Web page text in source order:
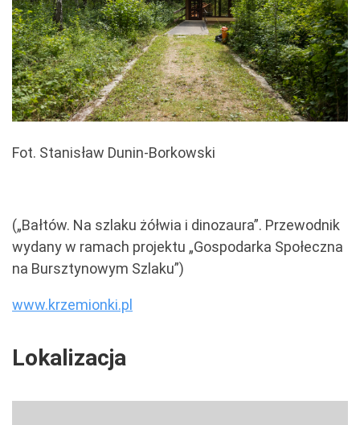
Fot. Stanisław Dunin-Borkowski
(„Bałtów. Na szlaku żółwia i dinozaura”. Przewodnik
wydany w ramach projektu „Gospodarka Społeczna
na Bursztynowym Szlaku”)
www.krzemionki.pl
Lokalizacja